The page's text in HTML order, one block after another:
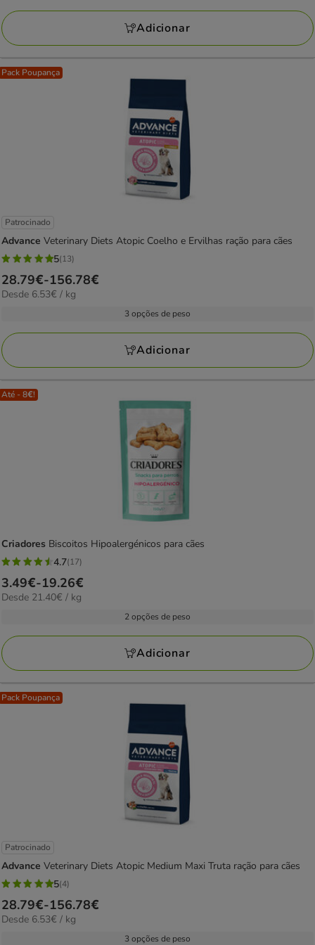
avaliações
198.28€
Adicionar
Pack Poupança
Patrocinado
Advance Veterinary Diets Atopic Coelho e Ervilhas ração para cães
5
estrelas
com
avaliações
5(13)
Preço
de
156.78€
28.79€-156.78€
6.53€
Desde 6.53€ / kg
3 opções de peso
Adicionar
Até - 8€!
Criadores Biscoitos Hipoalergénicos para cães
4.7
estrelas
com
avaliações
4.7(17)
Preço
de
19.26€
3.49€-19.26€
21.40€
Desde 21.40€ / kg
2 opções de peso
Adicionar
Pack Poupança
Patrocinado
Advance Veterinary Diets Atopic Medium Maxi Truta ração para cães
5
estrelas
com
5(4)
Preço
de
28.79€-156.78€
6.53€
Desde 6.53€ / kg
3 opções de peso